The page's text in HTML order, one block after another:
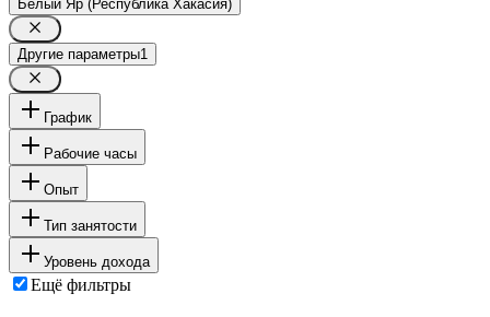
Белый Яр (Республика Хакасия)
Другие параметры1
График
Рабочие часы
Опыт
Тип занятости
Уровень дохода
Ещё фильтры